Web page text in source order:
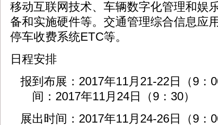
移动互联网技术、车辆数字化管理和娱
备和实施硬件等。交通管理综合信息应
停车收费系统ETC等。
日程安排
报到布展：2017年11月21-22日（9
间：2017年11月24日（9：30）
展出时间：2017年11月24-26日（9